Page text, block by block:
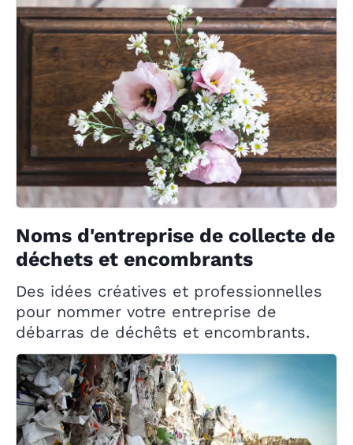
Noms d'entreprise de collecte de
déchets et encombrants
Des idées créatives et professionnelles
pour nommer votre entreprise de
débarras de déchêts et encombrants.